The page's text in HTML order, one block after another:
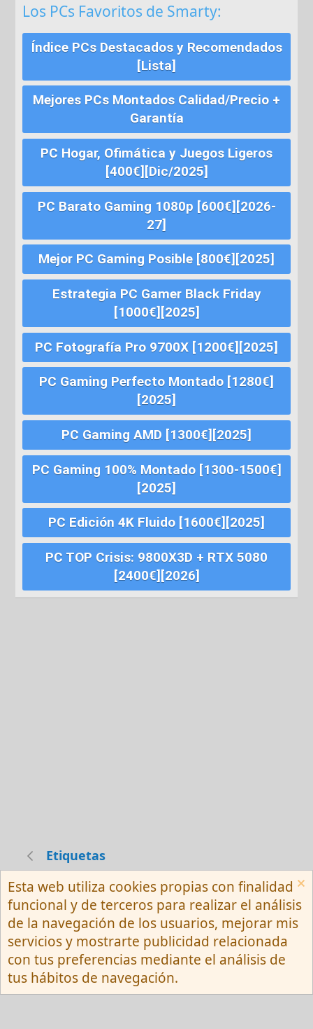
Los PCs Favoritos de Smarty:
Índice PCs Destacados y Recomendados
[Lista]
Mejores PCs Montados Calidad/Precio +
Garantía
PC Hogar, Ofimática y Juegos Ligeros
[400€][Dic/2025]
PC Barato Gaming 1080p [600€][2026-
27]
Mejor PC Gaming Posible [800€][2025]
Estrategia PC Gamer Black Friday
[1000€][2025]
PC Fotografía Pro 9700X [1200€][2025]
PC Gaming Perfecto Montado [1280€]
[2025]
PC Gaming AMD [1300€][2025]
PC Gaming 100% Montado [1300-1500€]
[2025]
PC Edición 4K Fluido [1600€][2025]
PC TOP Crisis: 9800X3D + RTX 5080
[2400€][2026]
Etiquetas
Español (Neutro) Tu
Contactarnos
Términos y reglas
Privacy policy
Ayuda
R
S
S
Community platform by XenForo ® © 2010-
2026 XenForo Ltd.
Esta web utiliza cookies propias con finalidad
funcional y de terceros para realizar el análisis
de la navegación de los usuarios, mejorar mis
servicios y mostrarte publicidad relacionada
con tus preferencias mediante el análisis de
tus hábitos de navegación.